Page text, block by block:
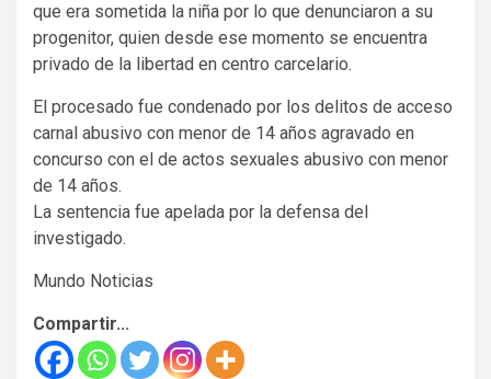
que era sometida la niña por lo que denunciaron a su
progenitor, quien desde ese momento se encuentra
privado de la libertad en centro carcelario.
El procesado fue condenado por los delitos de acceso
carnal abusivo con menor de 14 años agravado en
concurso con el de actos sexuales abusivo con menor
de 14 años.
La sentencia fue apelada por la defensa del
investigado.
Mundo Noticias
Compartir...